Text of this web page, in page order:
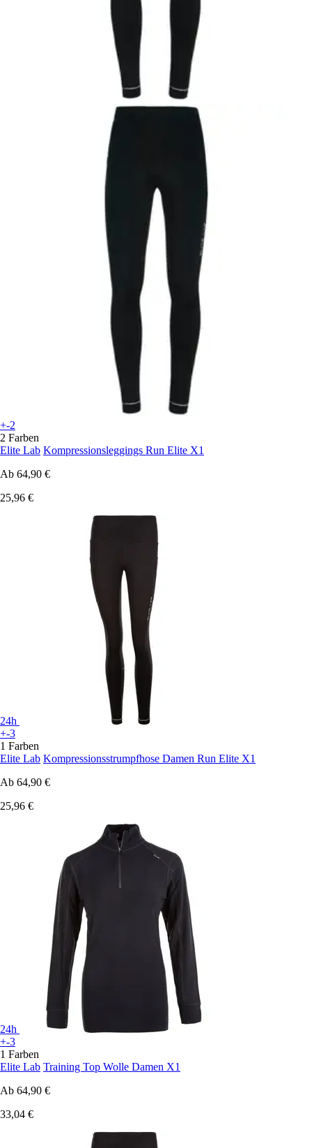
+-2
2 Farben
Elite Lab Kompressionsleggings Run Elite X1
Ab 64,90 €
25,96 €
24h
+-3
1 Farben
Elite Lab Kompressionsstrumpfhose Damen Run Elite X1
Ab 64,90 €
25,96 €
24h
+-3
1 Farben
Elite Lab Training Top Wolle Damen X1
Ab 64,90 €
33,04 €